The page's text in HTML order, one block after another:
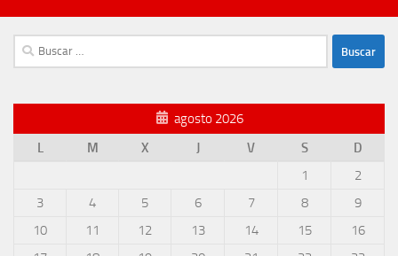
Buscar:
agosto 2026
L
M X J V S
D
1
2
3
4 5 6 7 8
9
10
11 12 13 14 15
16